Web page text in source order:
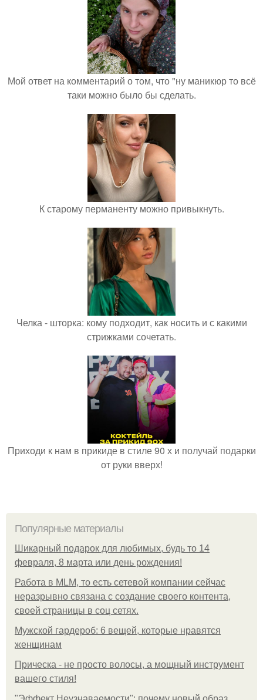
Мой ответ на комментарий о том, что "ну маникюр то всё
таки можно было бы сделать.
К старому перманенту можно привыкнуть.
Челка - шторка: кому подходит, как носить и с какими
стрижками сочетать.
Приходи к нам в прикиде в стиле 90 х и получай подарки
от руки вверх!
Популярные материалы
Шикарный подарок для любимых, будь то 14
февраля, 8 марта или день рождения!
Работа в MLM, то есть сетевой компании сейчас
неразрывно связана с создание своего контента,
своей страницы в соц сетях.
Мужской гардероб: 6 вещей, которые нравятся
женщинам
Прическа - не просто волосы, а мощный инструмент
вашего стиля!